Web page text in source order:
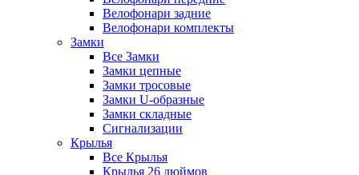
Велофонари задние
Велофонари комплекты
Замки
Все Замки
Замки цепные
Замки тросовые
Замки U-образные
Замки складные
Сигнализации
Крылья
Все Крылья
Крылья 26 дюймов